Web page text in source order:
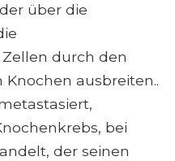
über die
durch den
ausbreiten..
bei
der seinen